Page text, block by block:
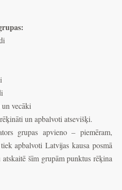
vecāki
un apbalvoti atsevišķi.
grupas apvieno – piemēram,
apbalvoti Latvijas kausa posmā
šīm grupām punktus rēķina